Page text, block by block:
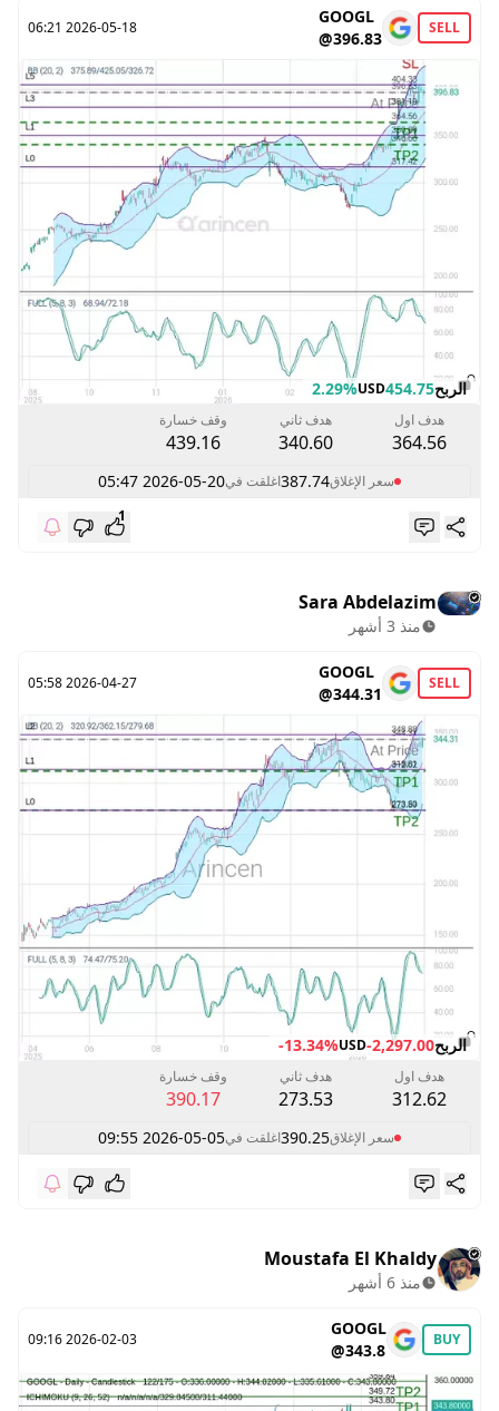
SELL
GOOGL
@396.83
2026-05-18 06:21
الربح454.75
USD
2.29%
هدف اول
364.56
هدف ثاني
340.60
وقف خسارة
439.16
سعر الإغلاق387.74اغلقت في2026-05-20 05:47
1
Sara Abdelazim
منذ 3 أشهر
SELL
GOOGL
@344.31
2026-04-27 05:58
الربح-2,297.00
USD
-13.34%
هدف اول
312.62
هدف ثاني
273.53
وقف خسارة
390.17
سعر الإغلاق390.25اغلقت في2026-05-05 09:55
Moustafa El Khaldy
منذ 6 أشهر
BUY
GOOGL
@343.8
2026-02-03 09:16